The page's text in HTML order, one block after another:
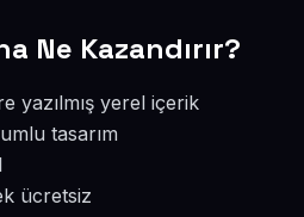
Ne Kazandırır?
yazılmış yerel içerik
tasarım
ücretsiz